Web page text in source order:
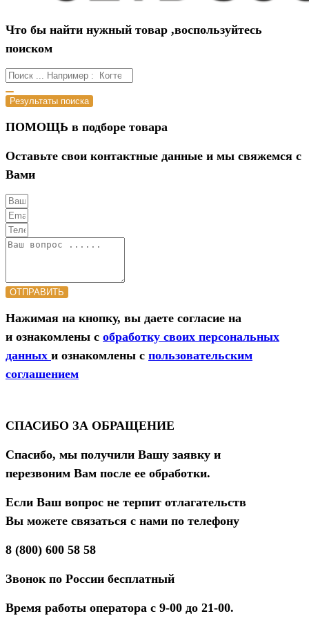
Что бы найти нужный товар ,воспользуйтесь
поиском
Результаты поиска
ПОМОЩЬ в подборе товара
Оставьте свои контактные данные и мы свяжемся с
Вами
ОТПРАВИТЬ
Нажимая на кнопку, вы даете согласие на
и ознакомлены с обработку своих персональных
данных и ознакомлены с пользовательским
соглашением
СПАСИБО ЗА ОБРАЩЕНИЕ
Спасибо, мы получили Вашу заявку и
перезвоним Вам после ее обработки.
Если Ваш вопрос не терпит отлагательств
Вы можете связаться с нами по телефону
8 (800) 600 58 58
Звонок по России бесплатный
Время работы оператора с 9-00 до 21-00.